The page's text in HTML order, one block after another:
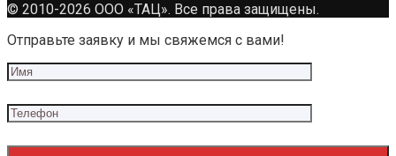
© 2010-2026 ООО «ТАЦ». Все права защищены.
Отправьте заявку и мы свяжемся с вами!